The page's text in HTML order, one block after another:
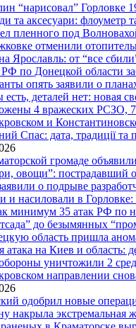
“нарисовал” Горловке
та аксесуари: флоуметр
пленного под
отменили
Ярославль: от “все
по Донецкой области
опять заявили о
деталей нет: новая
4 вражеских РСЗО, 7
и
Спас: дата, традиції та
громаде
овощи”: пострадавший
о подрыве
и насиловали в Горловке:
минимум 35 атак РФ по
до безымянных
область пришла
атака на Киев и область:
уничтожили 2
направлении
одобрил новые
накрыла экстремальная